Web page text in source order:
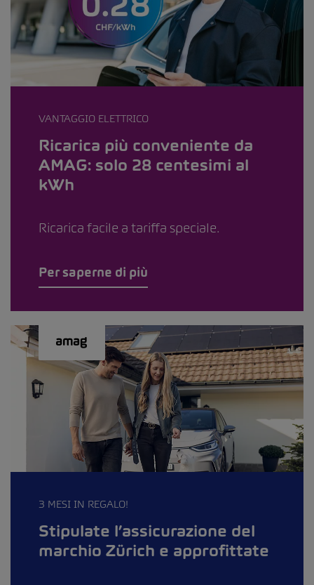
VANTAGGIO ELETTRICO
Ricarica più conveniente da
AMAG: solo 28 centesimi al
kWh
Ricarica facile a tariffa speciale.
Per saperne di più
3 MESI IN REGALO!
Stipulate l’assicurazione del
marchio Zürich e approfittate